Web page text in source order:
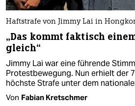
Haftstrafe von Jimmy Lai in
„Das kommt faktisch
gleich“
Jimmy Lai war eine führende
Protestbewegung. Nun erhielt der
höchste Strafe unter dem
Von Fabian Kretschmer